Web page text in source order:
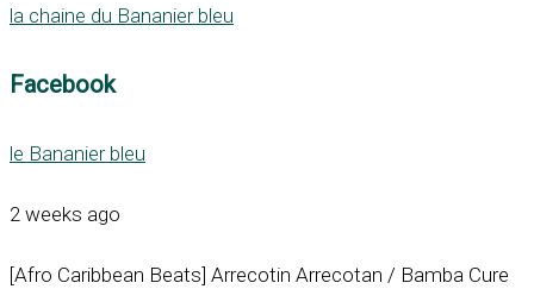
la chaine du Bananier bleu
Facebook
le Bananier bleu
2 weeks ago
[Afro Caribbean Beats] Arrecotin Arrecotan / Bamba Cure